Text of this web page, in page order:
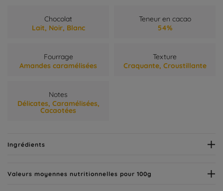
Chocolat
Lait, Noir, Blanc
Teneur en cacao
54%
Fourrage
Amandes caramélisées
Texture
Craquante, Croustillante
Notes
Délicates, Caramélisées,
Cacaotées
Ingrédients
Valeurs moyennes nutritionnelles pour 100g